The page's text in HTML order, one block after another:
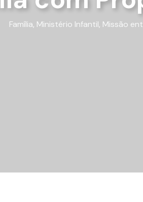
Família, Ministério Infantil, Missão